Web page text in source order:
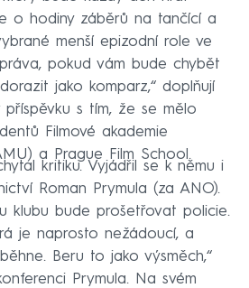
o hodiny záběrů na tančící a
menší epizodní role ve
pokud vám bude chybět
jako komparz,“ doplňují
příspěvku s tím, že se mělo
Filmové akademie
a Prague Film School.
kritiku. Vyjádřil se k němu i
Roman Prymula (za ANO).
klubu bude prošetřovat policie.
je naprosto nežádoucí, a
Beru to jako výsměch,“
Prymula. Na svém